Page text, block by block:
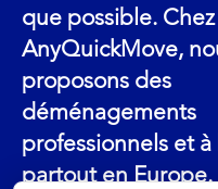
que possible. Chez
AnyQuickMove,
proposons des
déménagements
professionnels et à
partout en